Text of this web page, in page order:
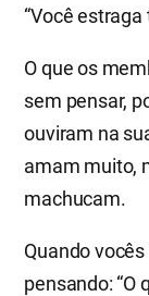
“Você estraga
O que os
sem pensar,
ouviram na
amam muito,
machucam.
Quando
pensando: “O